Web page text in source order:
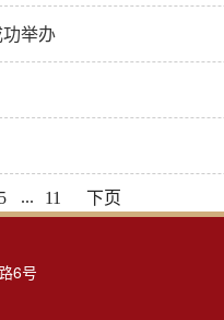
举办
5 ... 11 下页
6号